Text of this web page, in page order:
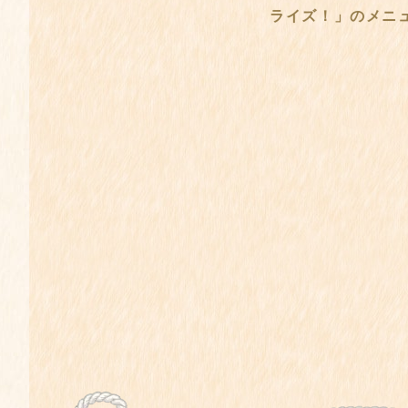
ライズ！」のメニ